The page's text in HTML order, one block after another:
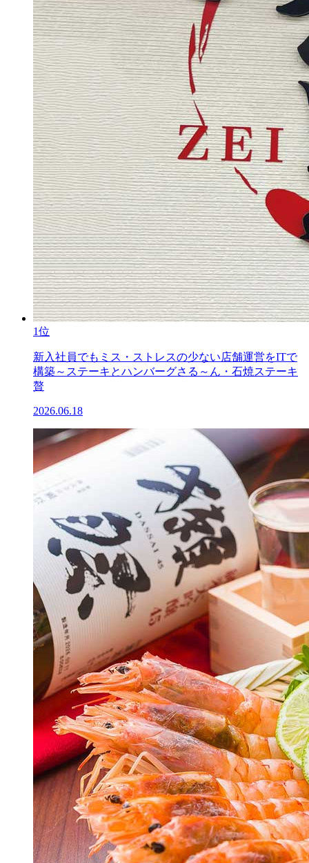
1位
新入社員でもミス・ストレスの少ない店舗運営をITで
構築～ステーキとハンバーグさる～ん・石焼ステーキ
贅
2026.06.18